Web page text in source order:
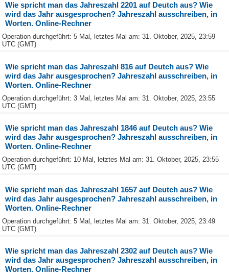
Wie spricht man das Jahreszahl 2201 auf Deutch aus? Wie
wird das Jahr ausgesprochen? Jahreszahl ausschreiben, in
Worten. Online-Rechner
Operation durchgeführt: 5 Mal, letztes Mal am: 31. Oktober, 2025, 23:59
UTC (GMT)
Wie spricht man das Jahreszahl 816 auf Deutch aus? Wie
wird das Jahr ausgesprochen? Jahreszahl ausschreiben, in
Worten. Online-Rechner
Operation durchgeführt: 3 Mal, letztes Mal am: 31. Oktober, 2025, 23:55
UTC (GMT)
Wie spricht man das Jahreszahl 1846 auf Deutch aus? Wie
wird das Jahr ausgesprochen? Jahreszahl ausschreiben, in
Worten. Online-Rechner
Operation durchgeführt: 10 Mal, letztes Mal am: 31. Oktober, 2025, 23:55
UTC (GMT)
Wie spricht man das Jahreszahl 1657 auf Deutch aus? Wie
wird das Jahr ausgesprochen? Jahreszahl ausschreiben, in
Worten. Online-Rechner
Operation durchgeführt: 5 Mal, letztes Mal am: 31. Oktober, 2025, 23:49
UTC (GMT)
Wie spricht man das Jahreszahl 2302 auf Deutch aus? Wie
wird das Jahr ausgesprochen? Jahreszahl ausschreiben, in
Worten. Online-Rechner